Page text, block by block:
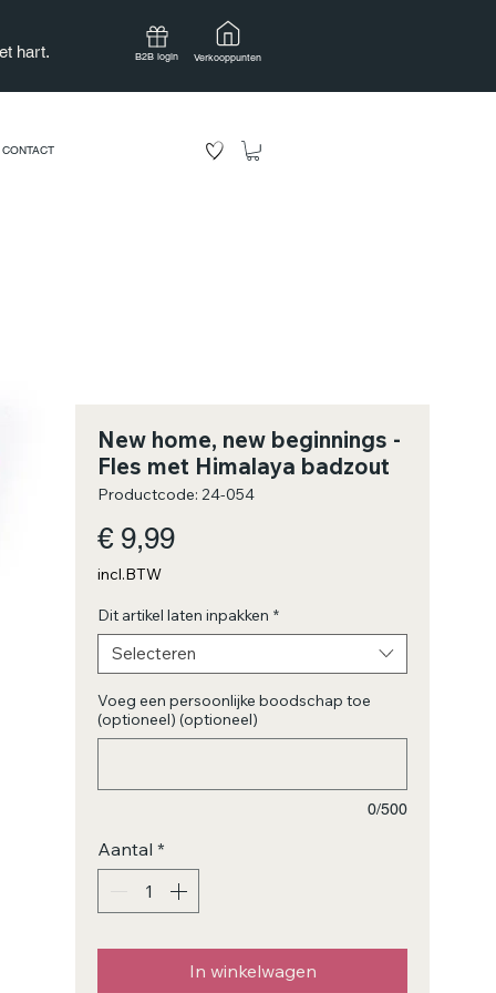
hart.
Verkooppunten
B2B login
CONTACT
New home, new beginnings -
Fles met Himalaya badzout
Productcode: 24-054
€ 9,99Prijs
incl.BTW
Dit artikel laten inpakken *
Selecteren
Voeg een persoonlijke boodschap toe
(optioneel) (optioneel)
0/500
Aantal *
In winkelwagen